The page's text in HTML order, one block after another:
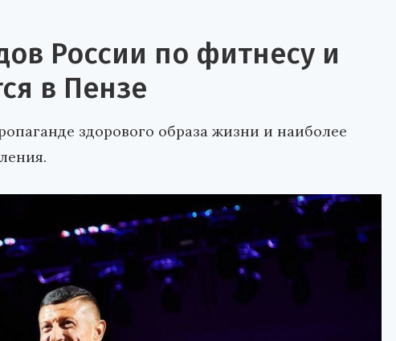
России по фитнесу и
в Пензе
здорового образа жизни и наиболее